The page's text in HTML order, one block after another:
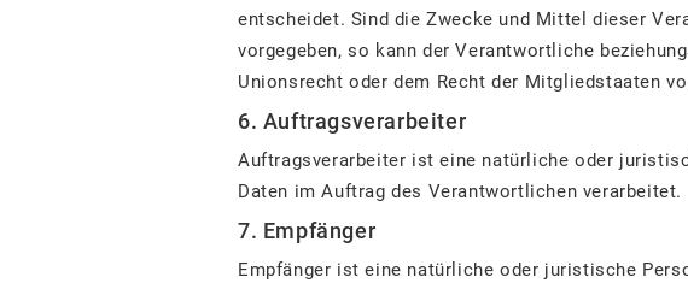
entscheidet. Sind die Zwecke und Mittel dieser
vorgegeben, so kann der Verantwortliche
Unionsrecht oder dem Recht der Mitgliedstaaten
6. Auftragsverarbeiter
Auftragsverarbeiter ist eine natürliche oder
Daten im Auftrag des Verantwortlichen verarbeitet.
7. Empfänger
Empfänger ist eine natürliche oder juristische